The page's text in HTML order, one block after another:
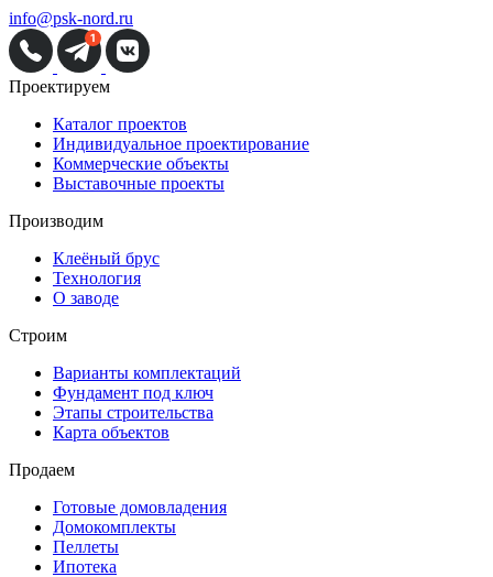
info@psk-nord.ru
Проектируем
Каталог проектов
Индивидуальное проектирование
Коммерческие объекты
Выставочные проекты
Производим
Клеёный брус
Технология
О заводе
Строим
Варианты комплектаций
Фундамент под ключ
Этапы строительства
Карта объектов
Продаем
Готовые домовладения
Домокомплекты
Пеллеты
Ипотека